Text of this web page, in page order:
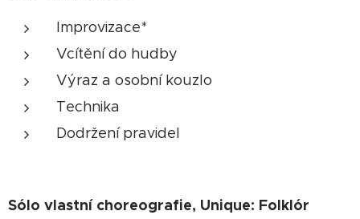
Improvizace*
Vcítění do hudby
Výraz a osobní kouzlo
Technika
Dodržení pravidel
Sólo vlastní choreografie, Unique: Folklór